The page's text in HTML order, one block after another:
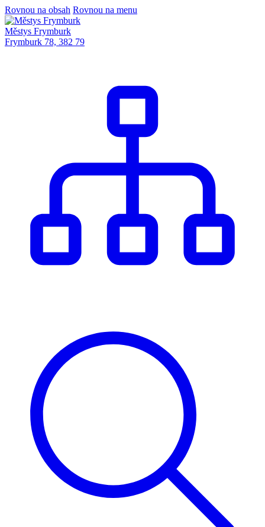
Rovnou na obsah Rovnou na menu
Městys Frymburk
Frymburk 78, 382 79